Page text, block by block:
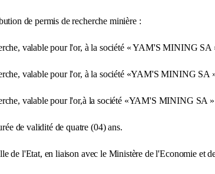
de permis de recherche minière :
valable pour l'or, à la société « YAM'S MINING SA
valable pour l'or, à la société «YAM'S MINING SA
valable pour l'or,à la société «YAM'S MINING SA
de validité de quatre (04) ans.
de l'Etat, en liaison avec le Ministère de l'Economie et